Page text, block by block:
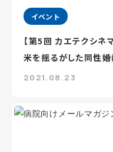
イベント
【第5回 カエテクシネ
米を揺るがした同性
2021.08.23